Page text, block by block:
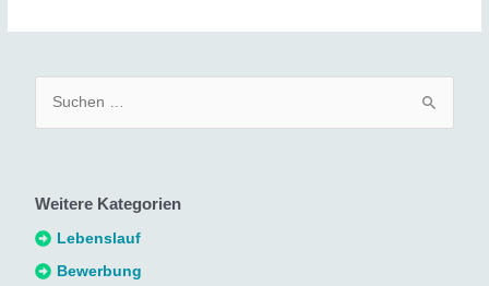
e
n
n
Weitere Kategorien
Lebenslauf
Bewerbung